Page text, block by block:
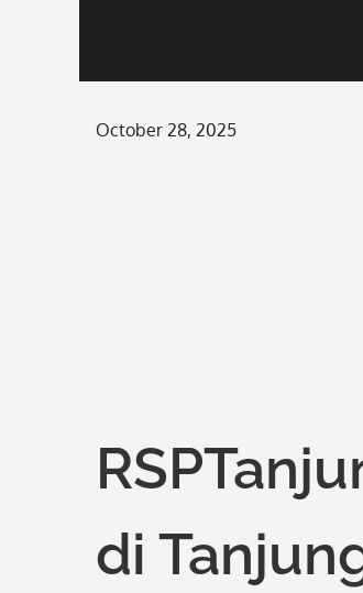
Posted
October 28, 2025
di